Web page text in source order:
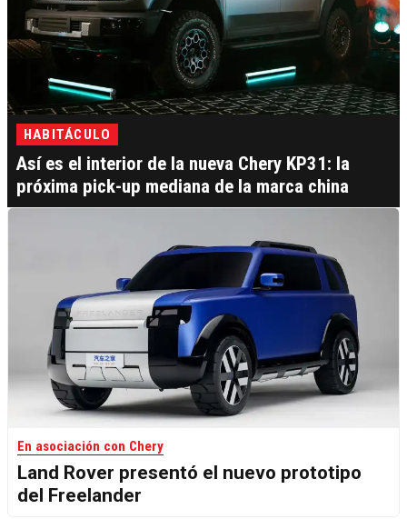
HABITÁCULO
Así es el interior de la nueva Chery KP31: la
próxima pick-up mediana de la marca china
En asociación con Chery
Land Rover presentó el nuevo prototipo
del Freelander